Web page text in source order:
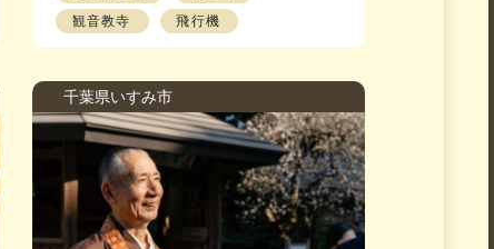
観音教寺
飛行機
千葉県いすみ市